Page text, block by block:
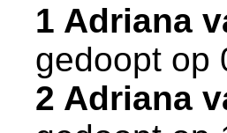
1 Adriana
gedoopt op
2 Adriana